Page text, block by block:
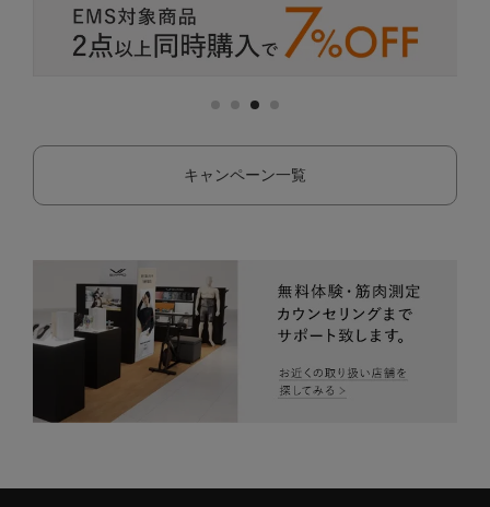
キャンペーン一覧